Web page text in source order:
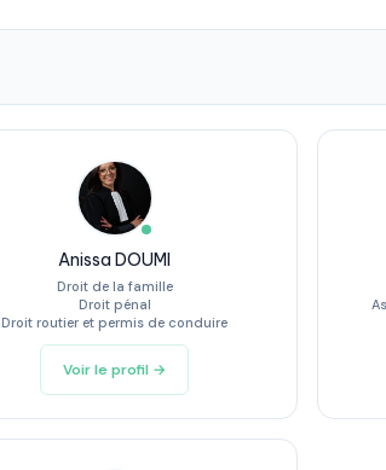
Anissa DOUMI
Droit de la famille
Droit pénal
Droit routier et permis de conduire
Voir le profil →